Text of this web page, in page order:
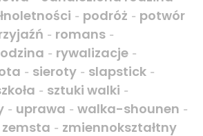
- podróż - potwór
- romans -
- rywalizacje -
- sieroty - slapstick -
- sztuki walki -
- uprawa - walka-shounen -
zemsta - zmiennokształtny